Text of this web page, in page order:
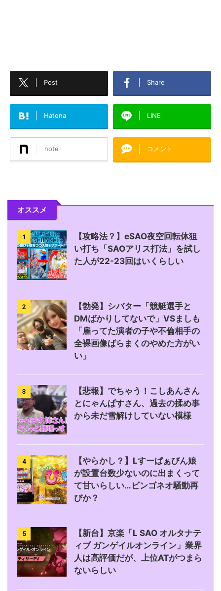
Post Share
Hatena LINE
note コメント
オススメ
1
【攻略法？】eSAO夜空回転体狙
い打ち「SAOアリス打法」を試し
た人が22-23回はいくらしい
2
【勃発】シバター「競艇選手と
DMばかりしてないで」VSましも
「雇ってた演者の子や不倫相手の
全裸画像ばらまくのやめた方がい
い」
3
【悲報】でちゃう！こしあんさん
とにゃんぱすさん、過去の揉め事
から未だ雪解けしていない模様
4
【やらかし？】Lすーぱぁびん娘
が設置台数少ないのに出まくって
て甘いらしい…ビンゴネオ騒動再
びか？
5
【新台】京楽「L SAO オルタナテ
ィブ ガンゲイルオンライン」業界
人は高評価だが、上位ATがつまら
ないらしい